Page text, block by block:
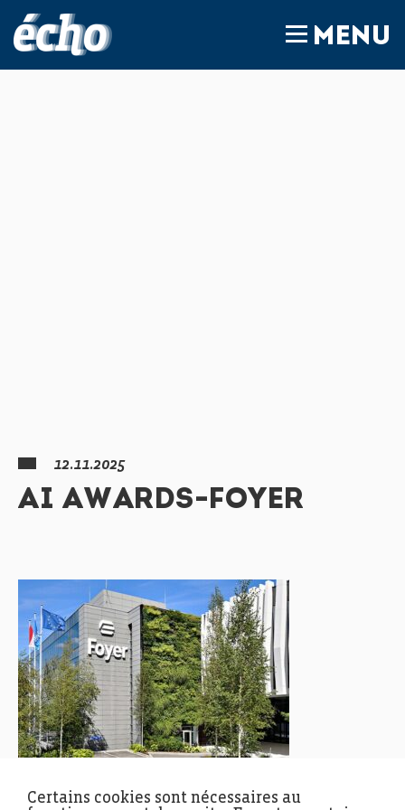
MENU
12.11.2025
AI AWARDS-FOYER
Certains cookies sont nécessaires au